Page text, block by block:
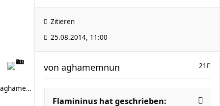
Zitieren
25.08.2014, 11:00
aghamemnun
21
von aghamemnun
Flamininus hat geschrieben: